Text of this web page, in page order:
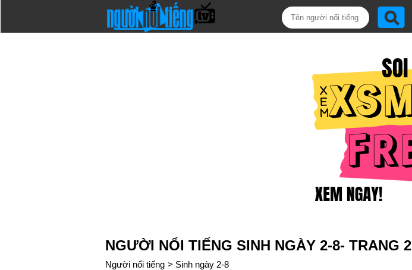
NGƯỜI NỔI TIẾNG SINH NGÀY 2-8- TRANG 2
Người nổi tiếng > Sinh ngày 2-8